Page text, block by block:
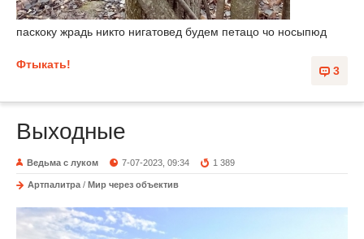
паскоку жрадь никто нигатовед будем петацо чо носыпюд
3
Фтыкать!
Выходные
Ведьма с луком 7-07-2023, 09:34 1 389
Артпалитра / Мир через объектив